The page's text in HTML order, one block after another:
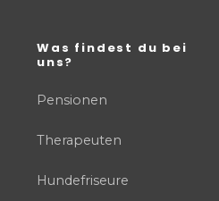
Was findest du bei
uns?
Pensionen
Therapeuten
Hundefriseure